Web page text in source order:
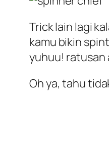
Trick lain lagi
kamu bikin
yuhuu! ratusan
Oh ya, tahu